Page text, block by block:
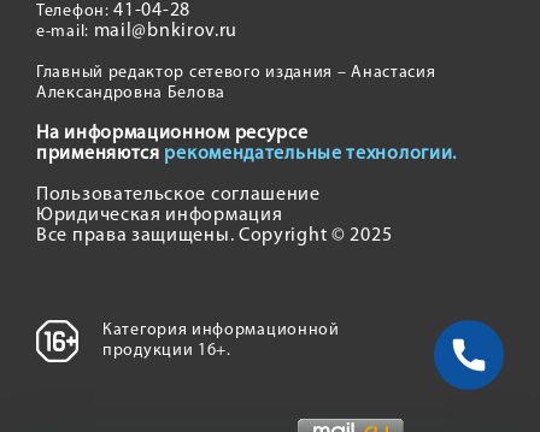
Телефон:41-04-28
e-mail: mail@bnkirov.ru
Главный редактор сетевого издания – Анастасия
Александровна Белова
На информационном ресурсе
применяются рекомендательные технологии.
Пользовательское соглашение
Юридическая информация
Все права защищены. Copyright © 2025
Категория информационной
продукции 16+.